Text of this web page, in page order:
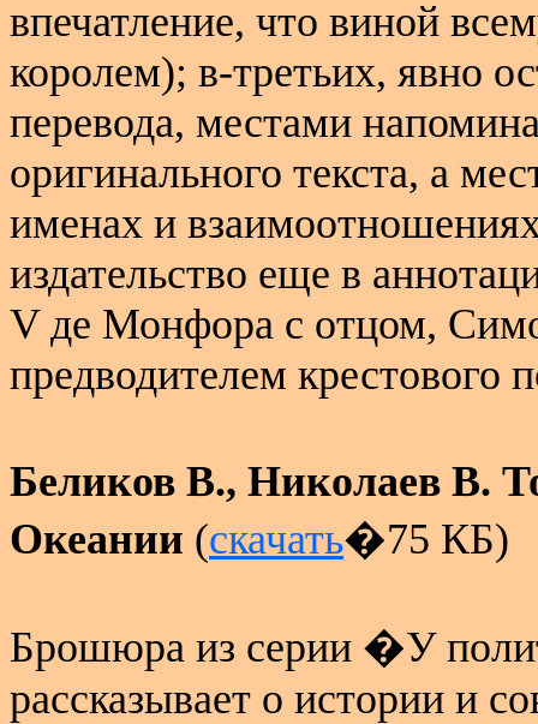
впечатление, что виной
королем); в-третьих, явно
перевода, местами
оригинального текста, а
именах и
издательство еще в
V де Монфора с отцом,
предводителем крестового
Беликов В., Николаев В.
Океании (скачать�75 КБ)
Брошюра из серии �У
рассказывает о истории и